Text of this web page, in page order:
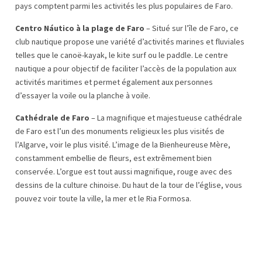
pays comptent parmi les activités les plus populaires de Faro.
Centro Náutico à la plage de Faro – Situé sur l’île de Faro, ce
club nautique propose une variété d’activités marines et fluviales
telles que le canoë-kayak, le kite surf ou le paddle. Le centre
nautique a pour objectif de faciliter l’accès de la population aux
activités maritimes et permet également aux personnes
d’essayer la voile ou la planche à voile.
Cathédrale de Faro – La magnifique et majestueuse cathédrale
de Faro est l’un des monuments religieux les plus visités de
l’Algarve, voir le plus visité. L’image de la Bienheureuse Mère,
constamment embellie de fleurs, est extrêmement bien
conservée. L’orgue est tout aussi magnifique, rouge avec des
dessins de la culture chinoise. Du haut de la tour de l’église, vous
pouvez voir toute la ville, la mer et le Ria Formosa.